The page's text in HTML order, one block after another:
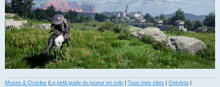
Muses & Oracles |Le petit guide du joueur en solo | Tous mes sites | OnirArts |